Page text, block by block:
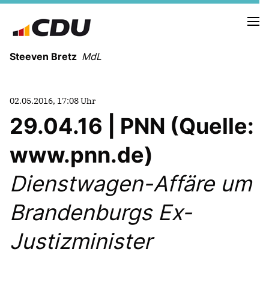
Steeven Bretz MdL
VITA
WAHLKREISBESUCHE
PRESSEFOTOS
MEIN BÜRGERBÜRO
MEIN WAHLKREIS
ZIELE
02.05.2016, 17:08 Uhr
29.04.16 | PNN (Quelle:
www.pnn.de)
Dienstwagen-Affäre um
Brandenburgs Ex-
Justizminister